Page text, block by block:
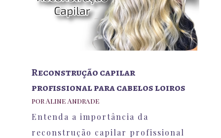
Reconstrução capilar
profissional para cabelos loiros
porAline Andrade
Entenda a importância da
reconstrução capilar profissional